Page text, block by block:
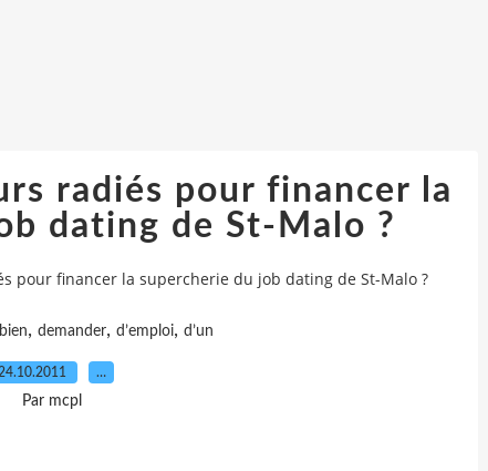
radiés pour financer la
dating de St-Malo ?
pour financer la supercherie du job dating de St-Malo ?
, demander, d’emploi, d’un
…
Par mcpl